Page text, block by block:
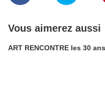
Vous aimerez aussi
ART RENCONTRE les 30